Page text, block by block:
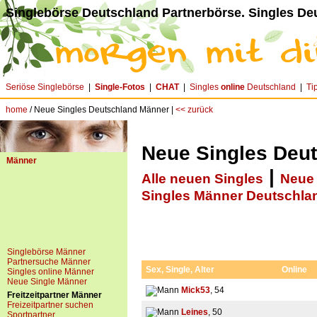
Singlebörse Deutschland Partnerbörse. Singles
Seriöse Singlebörse Single-Fotos CHAT| Singles online Deutschland
home / Neue Singles Deutschland Männer | << zurück
Männer
Singlebörse Männer
Partnersuche Männer
Singles online Männer
Neue Single Männer
Freitzeitpartner Männer
Freizeitpartner suchen
Sportpartner
Neue Singles
Alle neuen Singles |
Singles Männer
Sex, Single, Alter Online
Mick53, 54
Leines, 50